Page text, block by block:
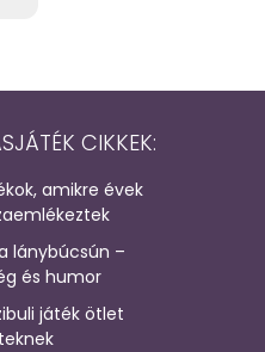
CIKKEK:
amikre évek
lánybúcsún –
és humor
játék ötlet